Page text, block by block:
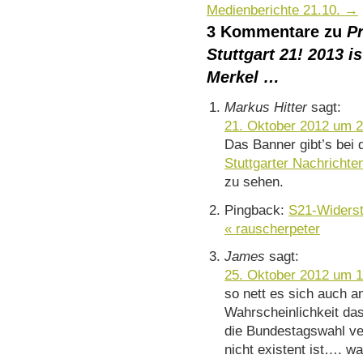
Medienberichte 21.10. →
3 Kommentare zu
Stuttgart 21! 2013
Merkel …
Markus Hitter sagt:
21. Oktober 2012 um
Das Banner gibt’s bei
Stuttgarter
zu sehen.
Pingback: S21-
« rauscherpeter
James sagt:
25. Oktober 2012 um
so nett es sich auch
Wahrscheinlichkeit
die Bundestagswahl
nicht existent ist….